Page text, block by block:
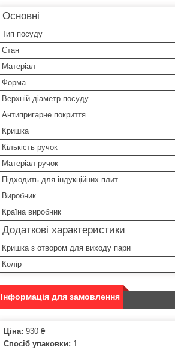
Основні
Тип посуду
Стан
Матеріал
Форма
Верхній діаметр посуду
Антипригарне покриття
Кришка
Кількість ручок
Матеріал ручок
Підходить для індукційних плит
Виробник
Країна виробник
Додаткові характеристики
Кришка з отвором для виходу пари
Колір
Інформація для замовлення
Ціна: 930 ₴
Спосіб упаковки: 1